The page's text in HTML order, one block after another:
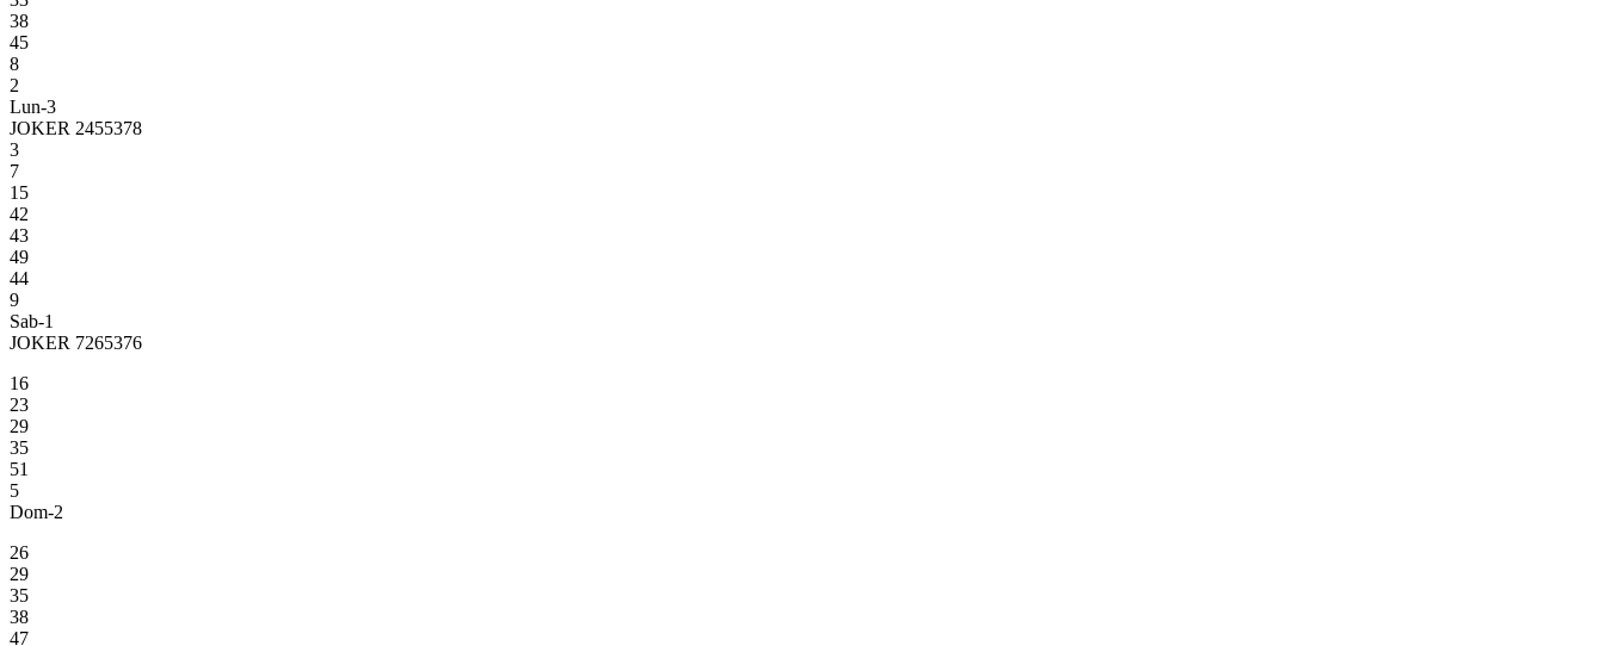
38
45
8
2
Lun-3
JOKER 2455378
3
7
15
42
43
49
44
9
Sab-1
JOKER 7265376
16
23
29
35
51
5
Dom-2
26
29
35
38
47